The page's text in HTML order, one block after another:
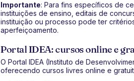
Importante: Para fins específicos de
instituições de ensino, editais de
instituição ou processo pode ter
aperfeiçoamento.
Portal IDEA: cursos online e
O Portal IDEA (Instituto de
oferecendo cursos livres online e